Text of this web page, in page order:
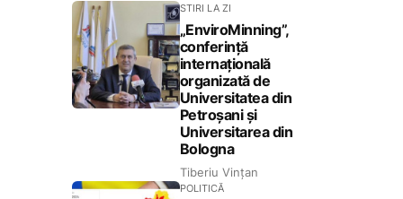
STIRI LA ZI
„EnviroMinning”,
conferință
internațională
organizată de
Universitatea din
Petroșani și
Universitarea din
Bologna
Tiberiu Vințan
POLITICĂ